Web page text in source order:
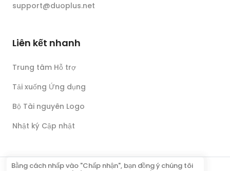
support@duoplus.net
Liên kết nhanh
Trung tâm Hỗ trợ
Tải xuống Ứng dụng
Bộ Tài nguyên Logo
Nhật ký Cập nhật
Bằng cách nhấp vào "Chấp nhận", bạn đồng ý chúng tôi